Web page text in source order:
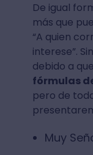
De igual
más que
“A quien
interese”.
debido a
fórmulas
pero de
Muy